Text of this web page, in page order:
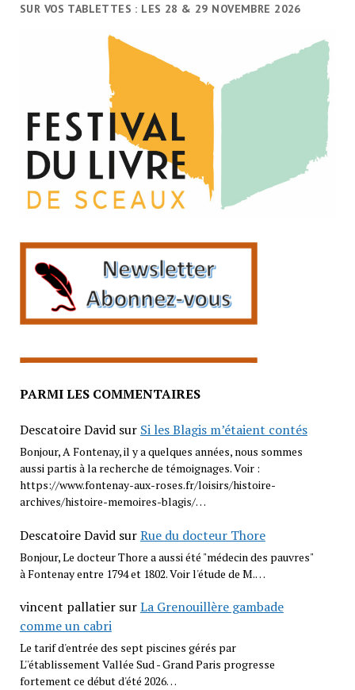
SUR VOS TABLETTES : LES 28 & 29 NOVEMBRE 2026
PARMI LES COMMENTAIRES
Descatoire Davidsur Si les Blagis m’étaient contés
Bonjour, A Fontenay, il y a quelques années, nous sommes
aussi partis à la recherche de témoignages. Voir :
https://www.fontenay-aux-roses.fr/loisirs/histoire-
archives/histoire-memoires-blagis/…
Descatoire DavidsurRue du docteur Thore
Bonjour, Le docteur Thore a aussi été "médecin des pauvres"
à Fontenay entre 1794 et 1802. Voir l'étude de M.…
vincent pallatiersurLa Grenouillère gambade
comme un cabri
Le tarif d'entrée des sept piscines gérés par
L''établissement Vallée Sud - Grand Paris progresse
fortement ce début d'été 2026…